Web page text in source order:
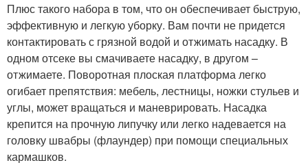
Плюс такого набора в том, что он обеспечивает быструю,
эффективную и легкую уборку. Вам почти не придется
контактировать с грязной водой и отжимать насадку. В
одном отсеке вы смачиваете насадку, в другом –
отжимаете. Поворотная плоская платформа легко
огибает препятствия: мебель, лестницы, ножки стульев и
углы, может вращаться и маневрировать. Насадка
крепится на прочную липучку или легко надевается на
головку швабры (флаундер) при помощи специальных
кармашков.